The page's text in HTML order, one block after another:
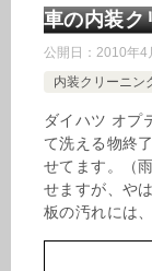
車の内装ク
公開日： 2010年4
内装クリーニン
ダイハツ オ
て洗える物終
せてます。（
せますが、や
板の汚れには